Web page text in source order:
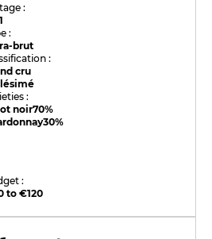
:
:
brut
:
cru
:
noir70%
30%
:
to €120